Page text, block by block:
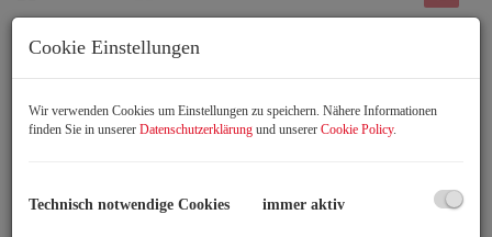
Beschreibung
Cookie Einstellungen
Wir verwenden Cookies um Einstellungen zu speichern. Nähere Informationen
finden Sie in unserer Datenschutzerklärung und unserer Cookie Policy.
Technisch notwendige Cookies immer aktiv